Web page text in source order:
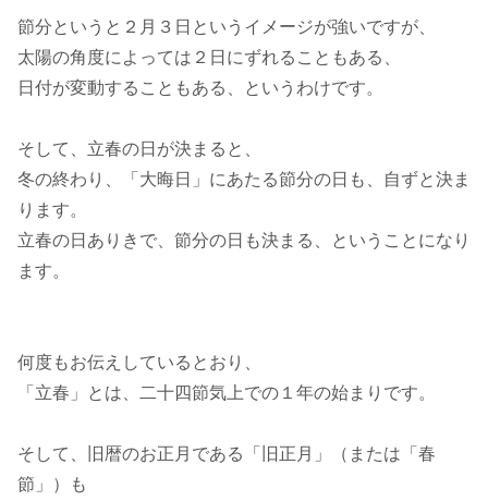
節分というと２月３日というイメージが強いですが、
太陽の角度によっては２日にずれることもある、
日付が変動することもある、というわけです。
そして、立春の日が決まると、
冬の終わり、「大晦日」にあたる節分の日も、自ずと決ま
ります。
立春の日ありきで、節分の日も決まる、ということになり
ます。
何度もお伝えしているとおり、
「立春」とは、二十四節気上での１年の始まりです。
そして、旧暦のお正月である「旧正月」（または「春
節」）も